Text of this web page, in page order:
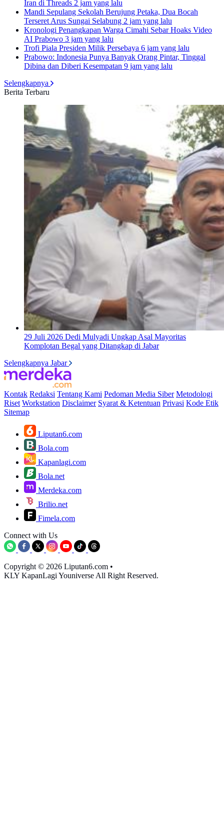
Iran di Threads 2 jam yang lalu
Mandi Sepulang Sekolah Berujung Petaka, Dua Bocah
Terseret Arus Sungai Selabung 2 jam yang lalu
Kronologi Penangkapan Warga Cimahi Sebar Hoaks Video
AI Prabowo 3 jam yang lalu
Trofi Piala Presiden Milik Persebaya 6 jam yang lalu
Prabowo: Indonesia Punya Banyak Orang Pintar, Tinggal
Dibina dan Diberi Kesempatan 9 jam yang lalu
Selengkapnya
Berita Terbaru
29 Juli 2026 Dedi Mulyadi Ungkap Asal Mayoritas
Komplotan Begal yang Ditangkap di Jabar
Selengkapnya Jabar
Kontak Redaksi Tentang Kami Pedoman Media Siber Metodologi
Riset Workstation Disclaimer Syarat & Ketentuan Privasi Kode Etik
Sitemap
Liputan6.com
Bola.com
Kapanlagi.com
Bola.net
Merdeka.com
Brilio.net
Fimela.com
Connect with Us
Copyright © 2026 Liputan6.com •
KLY KapanLagi Youniverse All Right Reserved.